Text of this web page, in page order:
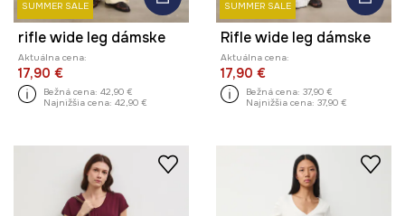
SUMMER SALE
rifle wide leg dámske
Aktuálna cena:
17,90 €
Bežná cena: 42,90 €
Najnižšia cena: 42,90 €
SUMMER SALE
Rifle wide leg dámske
Aktuálna cena:
17,90 €
Bežná cena: 37,90 €
Najnižšia cena: 37,90 €